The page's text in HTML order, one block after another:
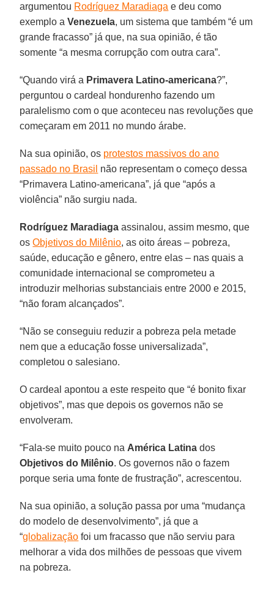
argumentou Rodríguez Maradiaga e deu como
exemplo aVenezuela, um sistema que também “é um
grande fracasso” já que, na sua opinião, é tão
somente “a mesma corrupção com outra cara”.
“Quando virá a Primavera Latino-americana?”,
perguntou o cardeal hondurenho fazendo um
paralelismo com o que aconteceu nas revoluções que
começaram em 2011 no mundo árabe.
Na sua opinião, os protestos massivos do ano
passado no Brasil não representam o começo dessa
“Primavera Latino-americana”, já que “após a
violência” não surgiu nada.
Rodríguez Maradiaga assinalou, assim mesmo, que
osObjetivos do Milênio, as oito áreas – pobreza,
saúde, educação e gênero, entre elas – nas quais a
comunidade internacional se comprometeu a
introduzir melhorias substanciais entre 2000 e 2015,
“não foram alcançados”.
“Não se conseguiu reduzir a pobreza pela metade
nem que a educação fosse universalizada”,
completou o salesiano.
O cardeal apontou a este respeito que “é bonito fixar
objetivos”, mas que depois os governos não se
envolveram.
“Fala-se muito pouco na América Latina dos
Objetivos do Milênio. Os governos não o fazem
porque seria uma fonte de frustração”, acrescentou.
Na sua opinião, a solução passa por uma “mudança
do modelo de desenvolvimento”, já que a
“globalização foi um fracasso que não serviu para
melhorar a vida dos milhões de pessoas que vivem
na pobreza.